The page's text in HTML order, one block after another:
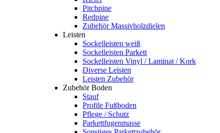
Pitchpine
Redpine
Zubehör Massivholzdielen
Leisten
Sockelleisten weiß
Sockelleisten Parkett
Sockelleisten Vinyl / Laminat / Kork
Diverse Leisten
Leisten Zubehör
Zubehör Boden
Stauf
Profile Fußboden
Pflege / Schutz
Parkettfugenmasse